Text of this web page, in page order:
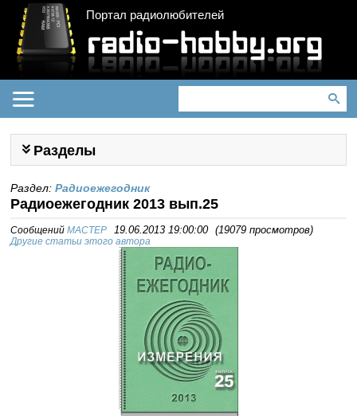
Портал радиолюбителей
Разделы
Раздел:Радиоежегодник
Радиоежегодник 2013 вып.25
СообщенийMACTEP 19.06.2013 19:00:00 (19079 просмотров)
Другие статьи этого автора